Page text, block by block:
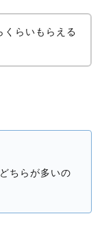
くらいもらえる
ちらが多いの